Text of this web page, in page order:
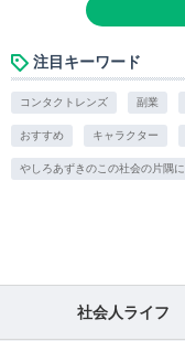
注目キーワード
コンタクトレンズ 副業
おすすめ キャラクター
やしろあずきのこの社会の片隅に
社会人ライフ